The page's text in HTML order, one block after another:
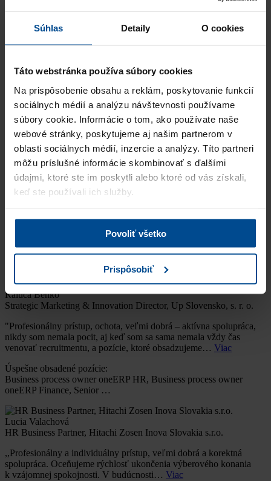
Súhlas Detaily O cookies
Táto webstránka používa súbory cookies
Na prispôsobenie obsahu a reklám, poskytovanie funkcií
sociálnych médií a analýzu návštevnosti používame
súbory cookie. Informácie o tom, ako používate naše
webové stránky, poskytujeme aj našim partnerom v
oblasti sociálnych médií, inzercie a analýzy. Títo partneri
môžu príslušné informácie skombinovať s ďalšími
údajmi, ktoré ste im poskytli alebo ktoré od vás získali,
keď ste používali ich služby.
Povoliť všetko
Prispôsobiť
a vážíme si jejich profesionálního přístupu. Oceňujeme zejména
kvalitu doporučovaných kandidátů a ta…Viac
Úspešne obsadené pozície:
Senior Advokát, Advokát (obchodné právo, fúzie a akvizície),
Asistent/ka pr…
Ing. Daniel Soukup
HR ředitel, HAVEL & PARTNERS s.r.o.
PRO Business Solutions hodnotím ako vynikajúcu. Veľmi si vážim
ich záujem čo najlepšie pochopi…Viac
Úspešne obsadené pozície:
Raluca Benko
Strategic Marketing & Innovation Director, Up Slovensko, s. r. o.
"Profesionálny prístup, ochota, veľmi dobrá – aktívna spolupráca,
nikdy som nemala pocit, aj keď som sa sama nemala vždy čas
venovať recruitmentu, a pozície, ktoré obsadzujeme… Viac
Úspešne obsadené pozície:
Business process owner oneERP HR, Business process owner
oneERP Finance, Senior …
Lucia Valachová
HR Business Partner, Hitachi Zosen Inova Slovakia s.r.o.
,,Profesionálny a individuálny prístup, veľmi dobrá a korektná
spolupráca. Oceňujeme rýchlosť ukončenia výberového konania
k vzájomnej spokojnosti. V budúcnosti… Viac